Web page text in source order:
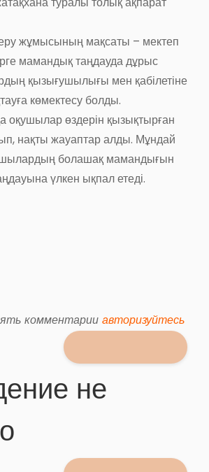
жұмысының мақсаты – мектеп
мамандық таңдауда дұрыс
қызығушылығы мен қабілетіне
көмектесу болды.
оқушылар өздерін қызықтырған
нақты жауаптар алды. Мұндай
болашақ мамандығын
үлкен ықпал етеді.
комментарии авторизуйтесь
не